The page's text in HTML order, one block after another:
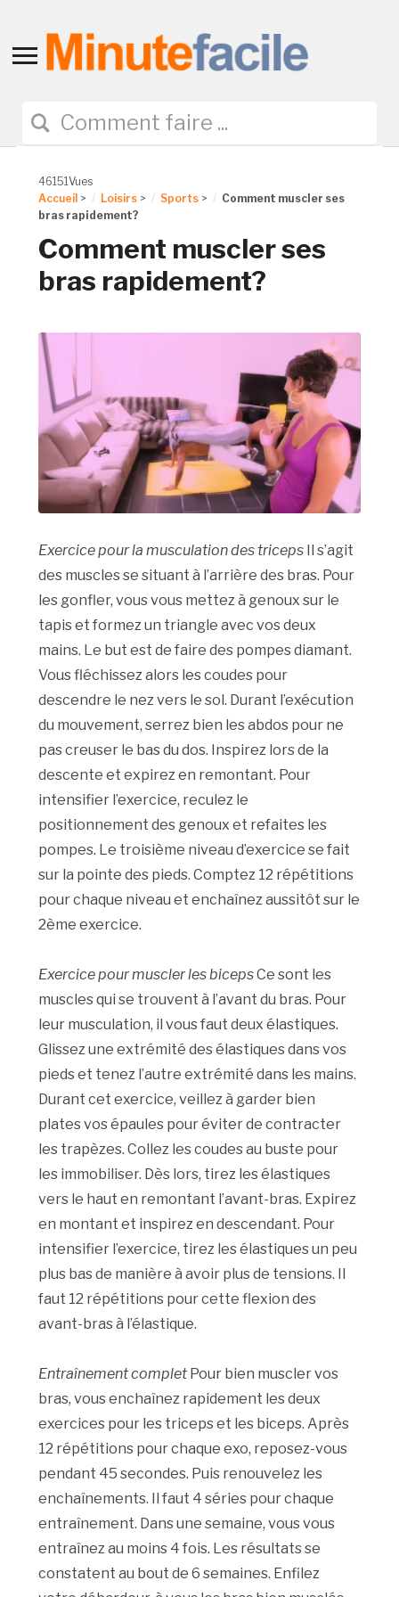
Toggle
navigation
46151Vues
Accueil > Loisirs > Sports >
Comment muscler ses
bras rapidement?
Comment muscler ses
bras rapidement?
Exercice pour la musculation des triceps Il s’agit
des muscles se situant à l’arrière des bras. Pour
les gonfler, vous vous mettez à genoux sur le
tapis et formez un triangle avec vos deux
mains. Le but est de faire des pompes diamant.
Vous fléchissez alors les coudes pour
descendre le nez vers le sol. Durant l’exécution
du mouvement, serrez bien les abdos pour ne
pas creuser le bas du dos. Inspirez lors de la
descente et expirez en remontant. Pour
intensifier l’exercice, reculez le
positionnement des genoux et refaites les
pompes. Le troisième niveau d’exercice se fait
sur la pointe des pieds. Comptez 12 répétitions
pour chaque niveau et enchaînez aussitôt sur le
2ème exercice.
Exercice pour muscler les bicepsCe sont les
muscles qui se trouvent à l’avant du bras. Pour
leur musculation, il vous faut deux élastiques.
Glissez une extrémité des élastiques dans vos
pieds et tenez l’autre extrémité dans les mains.
Durant cet exercice, veillez à garder bien
plates vos épaules pour éviter de contracter
les trapèzes. Collez les coudes au buste pour
les immobiliser. Dès lors, tirez les élastiques
vers le haut en remontant l’avant-bras. Expirez
en montant et inspirez en descendant. Pour
intensifier l’exercice, tirez les élastiques un peu
plus bas de manière à avoir plus de tensions. Il
faut 12 répétitions pour cette flexion des
avant-bras à l’élastique.
Entraînement completPour bien muscler vos
bras, vous enchaînez rapidement les deux
exercices pour les triceps et les biceps. Après
12 répétitions pour chaque exo, reposez-vous
pendant 45 secondes. Puis renouvelez les
enchaînements. Il faut 4 séries pour chaque
entraînement. Dans une semaine, vous vous
entraînez au moins 4 fois. Les résultats se
constatent au bout de 6 semaines. Enfilez